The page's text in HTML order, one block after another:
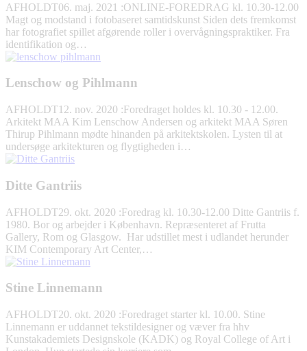
AFHOLDT06. maj. 2021 :ONLINE-FOREDRAG kl. 10.30-12.00
Magt og modstand i fotobaseret samtidskunst Siden dets fremkomst
har fotografiet spillet afgørende roller i overvågningspraktiker. Fra
identifikation og…
Lenschow og Pihlmann
AFHOLDT12. nov. 2020 :Foredraget holdes kl. 10.30 - 12.00.
Arkitekt MAA Kim Lenschow Andersen og arkitekt MAA Søren
Thirup Pihlmann mødte hinanden på arkitektskolen. Lysten til at
undersøge arkitekturen og flygtigheden i…
Ditte Gantriis
AFHOLDT29. okt. 2020 :Foredrag kl. 10.30-12.00 Ditte Gantriis f.
1980. Bor og arbejder i København. Repræsenteret af Frutta
Gallery, Rom og Glasgow. Har udstillet mest i udlandet herunder
KIM Contemporary Art Center,…
Stine Linnemann
AFHOLDT20. okt. 2020 :Foredraget starter kl. 10.00. Stine
Linnemann er uddannet tekstildesigner og væver fra hhv
Kunstakademiets Designskole (KADK) og Royal College of Art i